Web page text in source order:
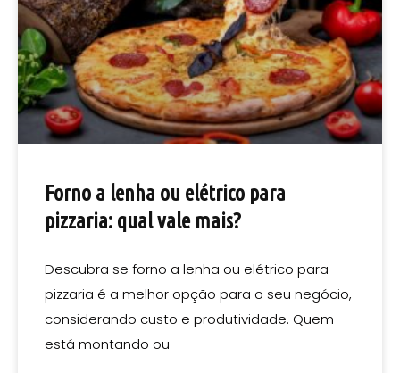
Forno a lenha ou elétrico para
pizzaria: qual vale mais?
Descubra se forno a lenha ou elétrico para
pizzaria é a melhor opção para o seu negócio,
considerando custo e produtividade. Quem
está montando ou